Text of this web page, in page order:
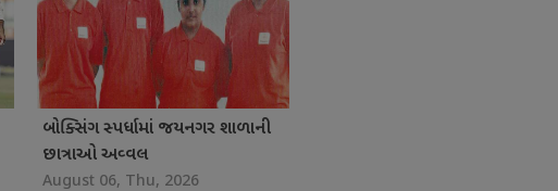
બોક્સિંગ સ્પર્ધામાં જયનગર શાળાની
છાત્રાઓ અવ્વલ
August 06, Thu, 2026